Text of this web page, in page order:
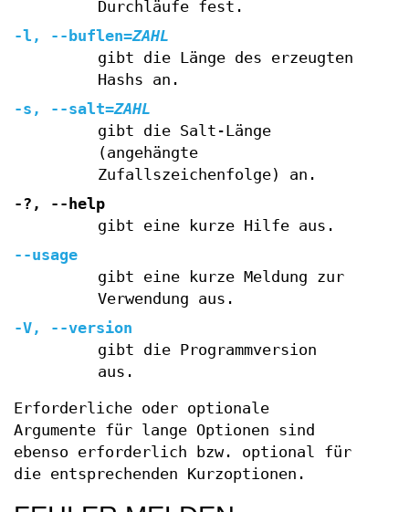
Durchläufe fest.
-l , --buflen=ZAHL
gibt die Länge des erzeugten
Hashs an.
-s , --salt=ZAHL
gibt die Salt-Länge
(angehängte
Zufallszeichenfolge) an.
-? ,
--help
gibt eine kurze Hilfe aus.
--usage
gibt eine kurze Meldung zur
Verwendung aus.
-V,
--version
gibt die Programmversion
aus.
Erforderliche oder optionale
Argumente für lange Optionen sind
ebenso erforderlich bzw. optional für
die entsprechenden Kurzoptionen.